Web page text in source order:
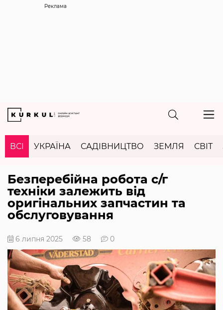
Реклама
ВСІ УКРАЇНА САДІВНИЦТВО ЗЕМЛЯ СВІТ
Безперебійна робота с/г
техніки залежить від
оригінальних запчастин та
обслуговування
6 липня 2025 58 0